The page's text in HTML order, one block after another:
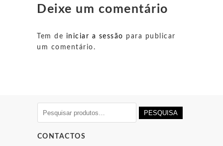
Deixe um comentário
Tem de iniciar a sessão para publicar
um comentário.
por:
PESQUISA
CONTACTOS